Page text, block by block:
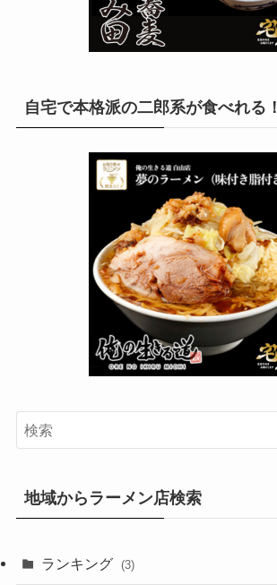
自宅で本格派の二郎系が食べれる！
地域からラーメン店検索
ランキング (3)